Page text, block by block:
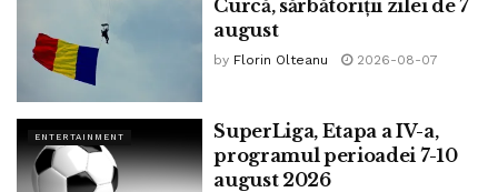
Curcă, sărbătoriții zilei de 7
august
by Florin Olteanu 2026-08-07
ENTERTAINMENT
SuperLiga, Etapa a IV-a,
programul perioadei 7-10
august 2026